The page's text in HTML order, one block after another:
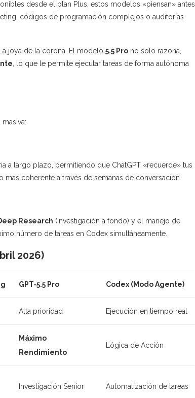
desde el plan Plus, estos modelos «piensan» antes
códigos de programación complejos o auditorías
La joya de la corona. El modelo 5.5 Pro no solo razona,
, lo que le permite ejecutar tareas de forma autónoma
a largo plazo, permitiendo que ChatGPT «recuerde» tus
coherente a través de semanas de conversación.
Research (investigación a fondo) y el manejo de
número de tareas en Codex simultáneamente.
2026)
GPT-5.5 Pro Codex (Modo Agente)
Alta prioridad Ejecución en tiempo real
Máximo
Rendimiento
Lógica de Acción
Investigación Senior Automatización de tareas